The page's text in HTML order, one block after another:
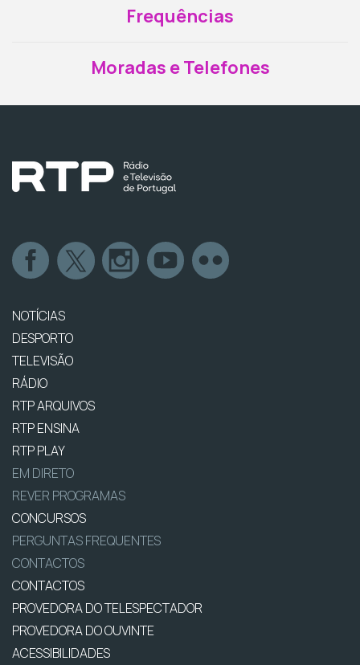
Frequências
Moradas e Telefones
NOTÍCIAS
DESPORTO
TELEVISÃO
RÁDIO
RTP ARQUIVOS
RTP ENSINA
RTP PLAY
EM DIRETO
REVER PROGRAMAS
CONCURSOS
PERGUNTAS FREQUENTES
CONTACTOS
CONTACTOS
PROVEDORA DO TELESPECTADOR
PROVEDORA DO OUVINTE
ACESSIBILIDADES